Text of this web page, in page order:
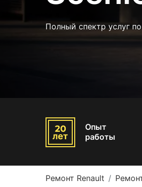
Полный спектр услуг
Опыт
работы
Ремонт Renault